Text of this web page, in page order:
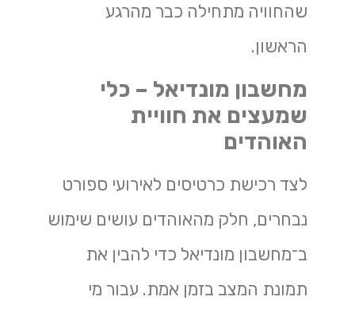
שהחוויה מתחילה כבר מהרגע
הראשון.
מחשבון מונדיאל – כלי
שמעצים את חוויית
האוהדים
לצד רכישת כרטיסים לאירועי ספורט
נבחרים, חלק מהאוהדים עושים שימוש
ב־מחשבון מונדיאל כדי להבין את
תמונת המצב בזמן אמת. עבור מי